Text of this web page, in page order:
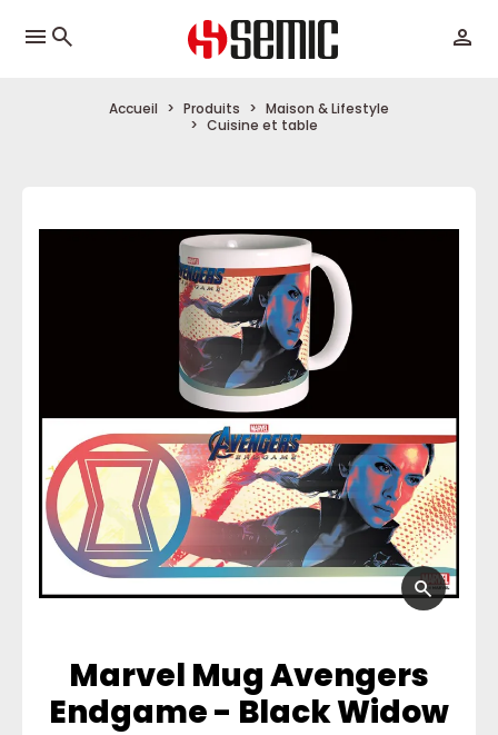
menu
Accueil Produits
Maison & Lifestyle
Cuisine et table
Marvel Mug Avengers
Endgame - Black Widow